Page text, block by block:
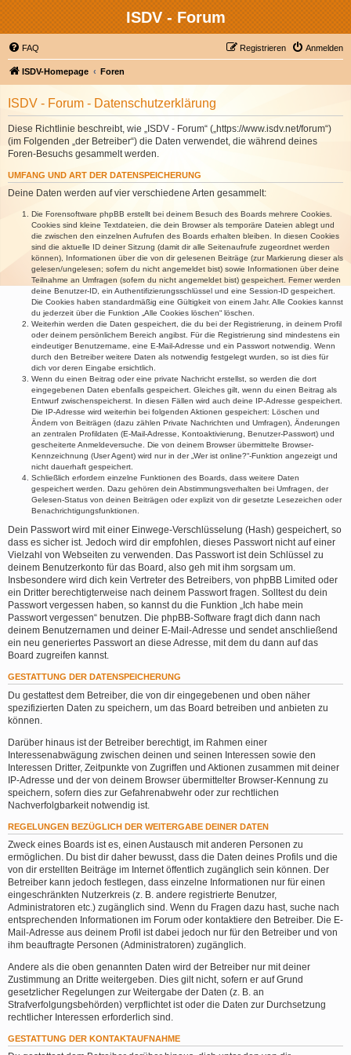
ISDV - Forum
FAQ Anmelden
Registrieren
ISDV-Homepage Foren
ISDV - Forum - Datenschutzerklärung
Diese Richtlinie beschreibt, wie „ISDV - Forum“ („https://www.isdv.net/forum“)
(im Folgenden „der Betreiber“) die Daten verwendet, die während deines
Foren-Besuchs gesammelt werden.
UMFANG UND ART DER DATENSPEICHERUNG
Deine Daten werden auf vier verschiedene Arten gesammelt:
Die Forensoftware phpBB erstellt bei deinem Besuch des Boards mehrere Cookies.
Cookies sind kleine Textdateien, die dein Browser als temporäre Dateien ablegt und
die zwischen den einzelnen Aufrufen des Boards erhalten bleiben. In diesen Cookies
sind die aktuelle ID deiner Sitzung (damit dir alle Seitenaufrufe zugeordnet werden
können), Informationen über die von dir gelesenen Beiträge (zur Markierung dieser als
gelesen/ungelesen; sofern du nicht angemeldet bist) sowie Informationen über deine
Teilnahme an Umfragen (sofern du nicht angemeldet bist) gespeichert. Ferner werden
deine Benutzer-ID, ein Authentifizierungsschlüssel und eine Session-ID gespeichert.
Die Cookies haben standardmäßig eine Gültigkeit von einem Jahr. Alle Cookies kannst
du jederzeit über die Funktion „Alle Cookies löschen“ löschen.
Weiterhin werden die Daten gespeichert, die du bei der Registrierung, in deinem Profil
oder deinem persönlichem Bereich angibst. Für die Registrierung sind mindestens ein
eindeutiger Benutzername, eine E-Mail-Adresse und ein Passwort notwendig. Wenn
durch den Betreiber weitere Daten als notwendig festgelegt wurden, so ist dies für
dich vor deren Eingabe ersichtlich.
Wenn du einen Beitrag oder eine private Nachricht erstellst, so werden die dort
eingegebenen Daten ebenfalls gespeichert. Gleiches gilt, wenn du einen Beitrag als
Entwurf zwischenspeicherst. In diesen Fällen wird auch deine IP-Adresse gespeichert.
Die IP-Adresse wird weiterhin bei folgenden Aktionen gespeichert: Löschen und
Ändern von Beiträgen (dazu zählen Private Nachrichten und Umfragen), Änderungen
an zentralen Profildaten (E-Mail-Adresse, Kontoaktivierung, Benutzer-Passwort) und
gescheiterte Anmeldeversuche. Die von deinem Browser übermittelte Browser-
Kennzeichnung (User Agent) wird nur in der „Wer ist online?“-Funktion angezeigt und
nicht dauerhaft gespeichert.
Schließlich erfordern einzelne Funktionen des Boards, dass weitere Daten
gespeichert werden. Dazu gehören dein Abstimmungsverhalten bei Umfragen, der
Gelesen-Status von deinen Beiträgen oder explizit von dir gesetzte Lesezeichen oder
Benachrichtigungsfunktionen.
Dein Passwort wird mit einer Einwege-Verschlüsselung (Hash) gespeichert, so
dass es sicher ist. Jedoch wird dir empfohlen, dieses Passwort nicht auf einer
Vielzahl von Webseiten zu verwenden. Das Passwort ist dein Schlüssel zu
deinem Benutzerkonto für das Board, also geh mit ihm sorgsam um.
Insbesondere wird dich kein Vertreter des Betreibers, von phpBB Limited oder
ein Dritter berechtigterweise nach deinem Passwort fragen. Solltest du dein
Passwort vergessen haben, so kannst du die Funktion „Ich habe mein
Passwort vergessen“ benutzen. Die phpBB-Software fragt dich dann nach
deinem Benutzernamen und deiner E-Mail-Adresse und sendet anschließend
ein neu generiertes Passwort an diese Adresse, mit dem du dann auf das
Board zugreifen kannst.
GESTATTUNG DER DATENSPEICHERUNG
Du gestattest dem Betreiber, die von dir eingegebenen und oben näher
spezifizierten Daten zu speichern, um das Board betreiben und anbieten zu
können.
Darüber hinaus ist der Betreiber berechtigt, im Rahmen einer
Interessenabwägung zwischen deinen und seinen Interessen sowie den
Interessen Dritter, Zeitpunkte von Zugriffen und Aktionen zusammen mit deiner
IP-Adresse und der von deinem Browser übermittelter Browser-Kennung zu
speichern, sofern dies zur Gefahrenabwehr oder zur rechtlichen
Nachverfolgbarkeit notwendig ist.
REGELUNGEN BEZÜGLICH DER WEITERGABE DEINER DATEN
Zweck eines Boards ist es, einen Austausch mit anderen Personen zu
ermöglichen. Du bist dir daher bewusst, dass die Daten deines Profils und die
von dir erstellten Beiträge im Internet öffentlich zugänglich sein können. Der
Betreiber kann jedoch festlegen, dass einzelne Informationen nur für einen
eingeschränkten Nutzerkreis (z. B. andere registrierte Benutzer,
Administratoren etc.) zugänglich sind. Wenn du Fragen dazu hast, suche nach
entsprechenden Informationen im Forum oder kontaktiere den Betreiber. Die E-
Mail-Adresse aus deinem Profil ist dabei jedoch nur für den Betreiber und von
ihm beauftragte Personen (Administratoren) zugänglich.
Andere als die oben genannten Daten wird der Betreiber nur mit deiner
Zustimmung an Dritte weitergeben. Dies gilt nicht, sofern er auf Grund
gesetzlicher Regelungen zur Weitergabe der Daten (z. B. an
Strafverfolgungsbehörden) verpflichtet ist oder die Daten zur Durchsetzung
rechtlicher Interessen erforderlich sind.
GESTATTUNG DER KONTAKTAUFNAHME